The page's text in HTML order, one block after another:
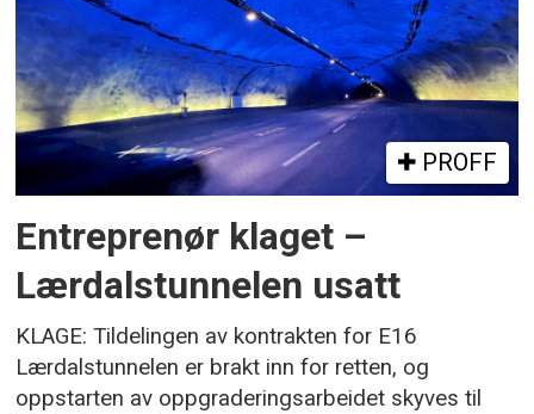
PROFF
Entreprenør klaget –
Lærdalstunnelen usatt
KLAGE: Tildelingen av kontrakten for E16
Lærdalstunnelen er brakt inn for retten, og
oppstarten av oppgraderingsarbeidet skyves til